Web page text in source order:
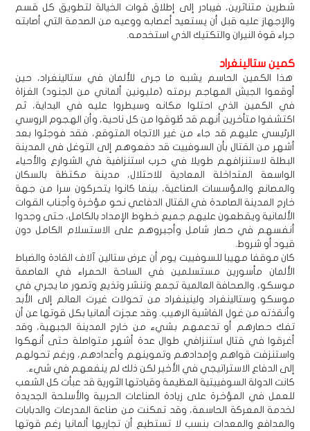
شطرين متناثرين، فيبادر إلى إطلاق قوات الخيالة لتطويق كل قسم
والإجهاز عليه قبل أن يستعيد أعصابه ووعيه من الصدمة التي أصابته
جراء قوة النيران والتكتيك الذي استخدمه.
كمين ستالينغراد
هذا الكمين الحاسم يشبه ما جرى للألمان في ستالينغراد، حين
أوقعوا الجيش المهاجم برمته (مليونين ألماني من الجنود) الغزاة
في الكمين الذي احتلوا مكانه وسيطروا عليه في البداية، ثم
اكتشفوا متأخرين أنهم قد طُوقوا من كل ناحية، وأن الهجوم الروسي
الرئيسي عليهم قد جاء من غير الاتجاه المتوقع، فقد فوجئوا بعد
أشهر من القتال بأن السوفييت قد دفعوهم إلى التوغل في المدينة
البطلة لاستنزافهم طويلا في حرب استنزافية في الشوارع والأحياء
الواسعة المتداخلة المعادية للاحتلال، مدينة مكتظة بالسكان
والمصانع والمؤسسات الصناعية، بينما كانوا يتحركون سرا من جهة
خارج المدينة الصامدة في القتال الدفاعي نحو مؤخرة وأجناب القوات
الألمانية ويقطعون عليهم جميع خطوط الإمداد بالكامل، حتى وجدوا
أنفسهم في حصار شامل وأجبروهم على الاستسلام الكامل دون
قيود أو شروط.
كان موقفا مهيبا للسوفييت يوم أن عرض ستالين آلاف القادة والضباط
الألمان مأسورين مستسلمين في الساحة الحمراء في العاصمة
موسكو، والصحافة العالمية تجمع وتنشر وتذيع وتصور ما يجري في
موسكو وستالينغراد ولينينغراد من تحولات غيرت العالم إلى الأبد
وأنقذته من غول الفاشية الرهيب. وقد عجزت ألمانيا بكل قوتها عن أن
تفك حصارهم أو تدعمهم بشيء من خارج المدينة الجبهية، وقد
أغرقوا في قتال استنزافي طوال عدة أشهر متواصلة حتى أنهكوا
واستنزفت قواهم وإمدادهم وتموينهم وأعدادهم، ورغم تحولهم
إلى الدفاع الاستراتيجي في الأخير لكن ذلك لم ينفعهم في شيء.
كانت الدولة السوفييتية العظيمة وقيادتها الثورية قد عبأت كل الشعب
للعمل في المؤخرة على زيادة الصناعات الحربية والأسلحة الجديدة
لخدمة المعركة الحاسمة، وقد تمكنت من صناعة المدرعات والدبابات
والمدافع والمعدات بنسب لا تستطيع أن تجاريها ألمانيا رغم قوتها